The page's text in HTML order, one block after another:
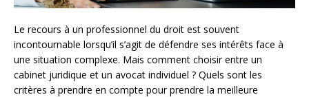
Le recours à un professionnel du droit est souvent
incontournable lorsqu’il s’agit de défendre ses intérêts face à
une situation complexe. Mais comment choisir entre un
cabinet juridique et un avocat individuel ? Quels sont les
critères à prendre en compte pour prendre la meilleure